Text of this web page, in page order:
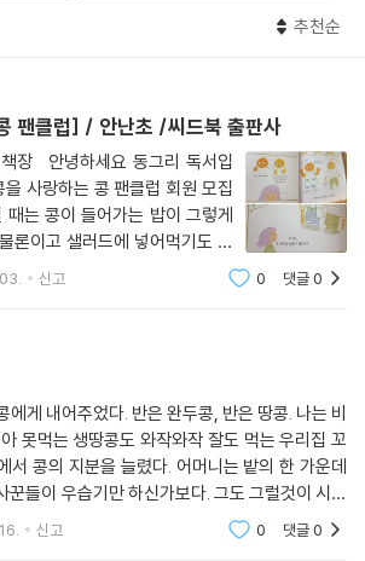
에서 자랄 때 꼬투리와 이어져 있었던 흔적이지
운 콩의 매력을 재발견하게 되거든요.
다면 누구나 콩 팬클럽이 될 수 있답니다!
에서 ‘토종 콩 컬러링 페이
.
추천순
팬클럽] / 안난초 /씨드북 출판사
콩이 들어가는 밥이 그렇게
론이고 샐러드에 넣어먹기도 하
신고 0 댓글0
에게 내어주었다. 반은 완두콩, 반은 땅콩. 나는 비
못먹는 생땅콩도 와작와작 잘도 먹는 우리집 꼬
서 콩의 지분을 늘렸다. 어머니는 밭의 한 가운데
꾼들이 우습기만 하신가보다. 그도 그럴것이 시부
가장자리에서 자라는 작물이 콩이다. 콩은 울타
신고 0 댓글0